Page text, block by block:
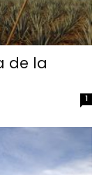
de la
1